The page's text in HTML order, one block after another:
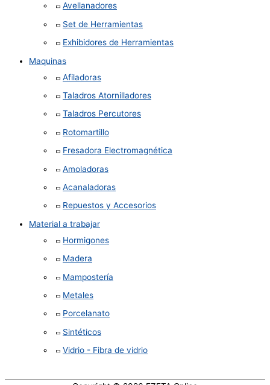
Avellanadores
Set de Herramientas
Exhibidores de Herramientas
Maquinas
Afiladoras
Taladros Atornilladores
Taladros Percutores
Rotomartillo
Fresadora Electromagnética
Amoladoras
Acanaladoras
Repuestos y Accesorios
Material a trabajar
Hormigones
Madera
Mampostería
Metales
Porcelanato
Sintéticos
Vidrio - Fibra de vidrio